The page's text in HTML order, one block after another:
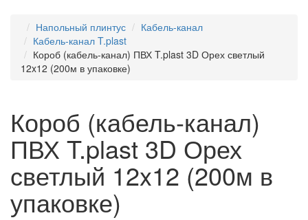
Напольный плинтус
Кабель-канал
Кабель-канал T.plast
Короб (кабель-канал) ПВХ T.plast 3D Орех светлый
12x12 (200м в упаковке)
Короб (кабель-канал)
ПВХ T.plast 3D Орех
светлый 12x12 (200м в
упаковке)